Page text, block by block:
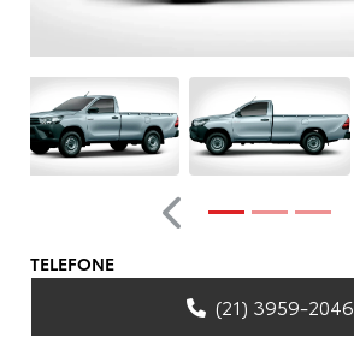
Anterior
TELEFONE
(21) 3959-2046